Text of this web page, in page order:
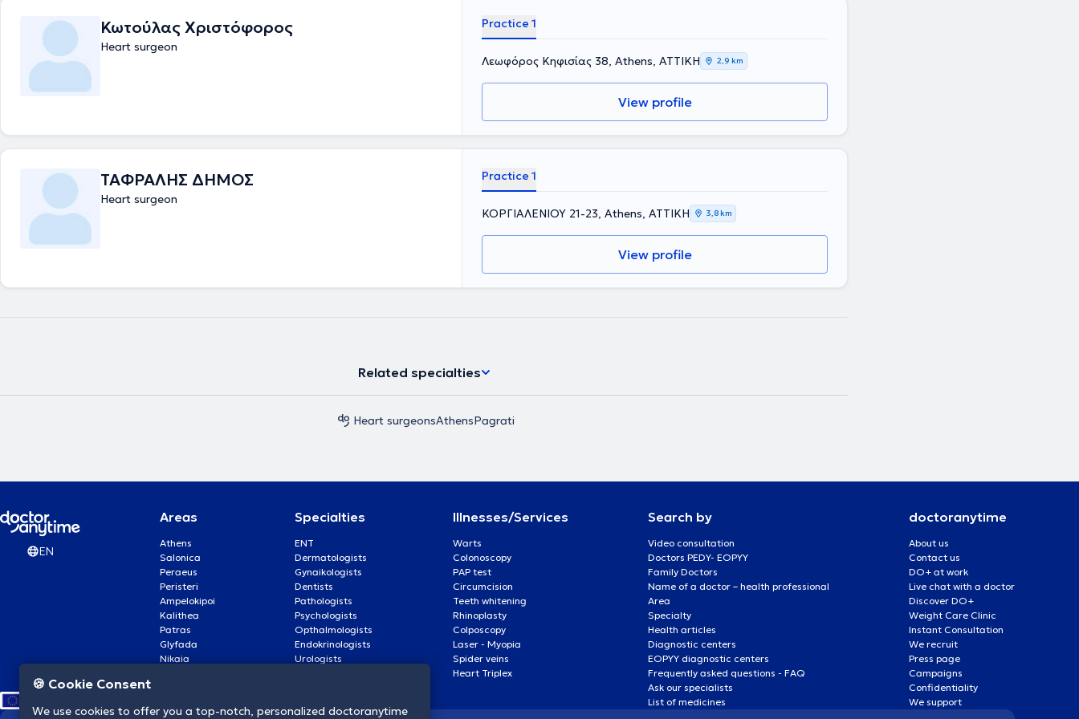
Κωτούλας Χριστόφορος
Heart surgeon
Practice 1
Λεωφόρος Κηφισίας 38, Athens, ΑΤΤΙΚΗ 2,9 km
View profile
ΤΑΦΡΑΛΗΣ ΔΗΜΟΣ
Heart surgeon
Practice 1
ΚΟΡΓΙΑΛΕΝΙΟΥ 21-23, Athens, ΑΤΤΙΚΗ 3,8 km
View profile
Related specialties
Heart surgeonsAthensPagrati
EN
Areas
Athens
Salonica
Peraeus
Peristeri
Ampelokipoi
Kalithea
Patras
Glyfada
Nikaia
Specialties
ENT
Dermatologists
Gynaikologists
Dentists
Pathologists
Psychologists
Opthalmologists
Endokrinologists
Urologists
Illnesses/Services
Warts
Colonoscopy
PAP test
Circumcision
Teeth whitening
Rhinoplasty
Colposcopy
Laser - Myopia
Spider veins
Heart Triplex
Search by
Video consultation
Doctors PEDY- EOPYY
Family Doctors
Name of a doctor – health professional
Area
Specialty
Health articles
Diagnostic centers
EOPYY diagnostic centers
Frequently asked questions - FAQ
Ask our specialists
List of medicines
doctoranytime
About us
Contact us
DO+ at work
Live chat with a doctor
Discover DO+
Weight Care Clinic
Instant Consultation
We recruit
Press page
Campaigns
Confidentiality
We support
🍪 Cookie Consent
We use cookies to offer you a top-notch, personalized doctoranytime